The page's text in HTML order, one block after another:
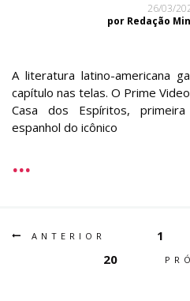
26/03/
por Redação
A literatura latino-americana
capítulo nas telas. O Prime
Casa dos Espíritos,
espanhol do icônico
ANTERIOR 1
20